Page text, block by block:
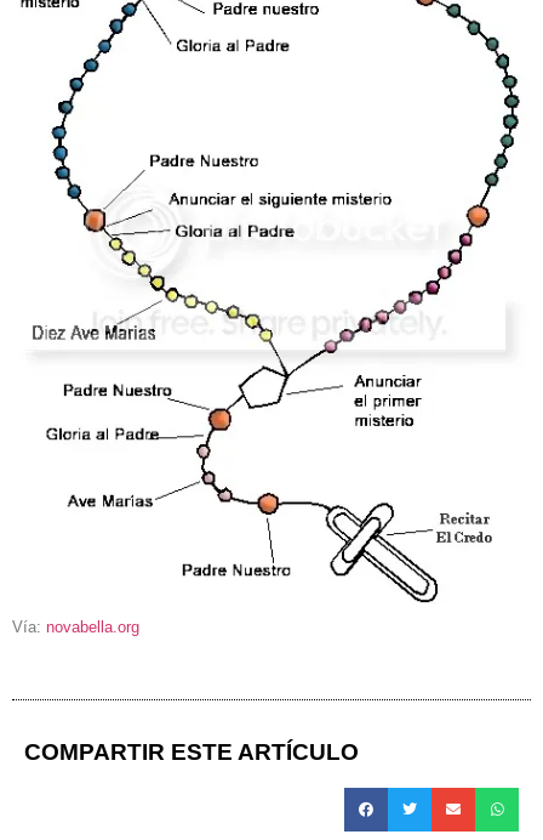
Vía: novabella.org
COMPARTIR ESTE ARTÍCULO